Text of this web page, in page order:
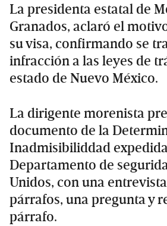
La presidenta estatal de
Granados, aclaró el
su visa, confirmando se
infracción a las leyes de
estado de Nuevo México.
La dirigente morenista
documento de la
Inadmisibiliddad
Departamento de
Unidos, con una
párrafos, una pregunta y
párrafo.